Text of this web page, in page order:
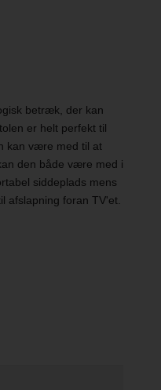
betræk, der kan
er helt perfekt til
kan være med til at
den både være med i
siddeplads mens
afslapning foran TV'et.